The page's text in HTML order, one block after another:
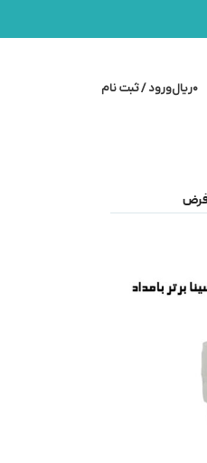
۰ریالورود / ثبت نام